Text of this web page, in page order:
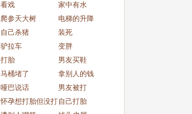
了一
看戏
家中有水
爬参天大树
电梯的升降
自己杀猪
装死
驴拉车
变胖
打胎
男友买鞋
马桶堵了
拿别人的钱
哑巴说话
男友被打
怀孕想打胎但没打自己打胎